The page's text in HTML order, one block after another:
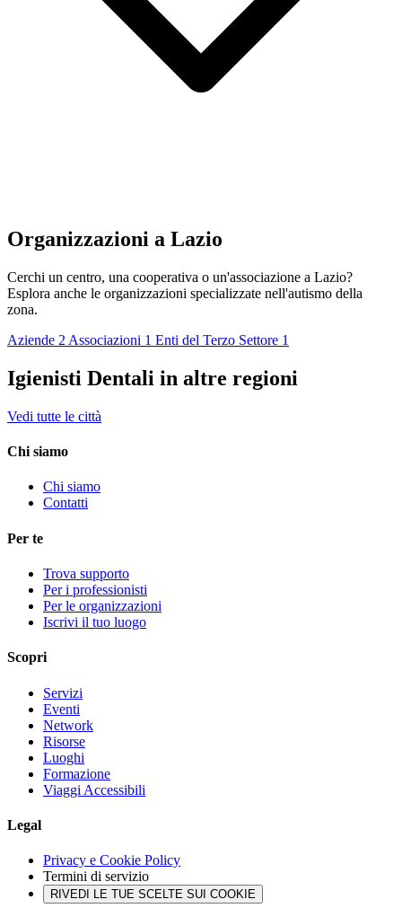
Organizzazioni a Lazio
Cerchi un centro, una cooperativa o un'associazione a Lazio?
Esplora anche le organizzazioni specializzate nell'autismo della
zona.
Aziende 2 Associazioni 1 Enti del Terzo Settore 1
Igienisti Dentali in altre regioni
Vedi tutte le città
Chi siamo
Chi siamo
Contatti
Per te
Trova supporto
Per i professionisti
Per le organizzazioni
Iscrivi il tuo luogo
Scopri
Servizi
Eventi
Network
Risorse
Luoghi
Formazione
Viaggi Accessibili
Legal
Privacy e Cookie Policy
Termini di servizio
RIVEDI LE TUE SCELTE SUI COOKIE